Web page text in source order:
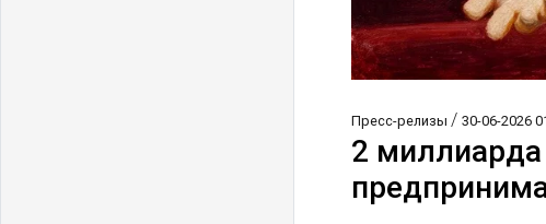
Пресс-релизы /30-06-2026
2 миллиарда